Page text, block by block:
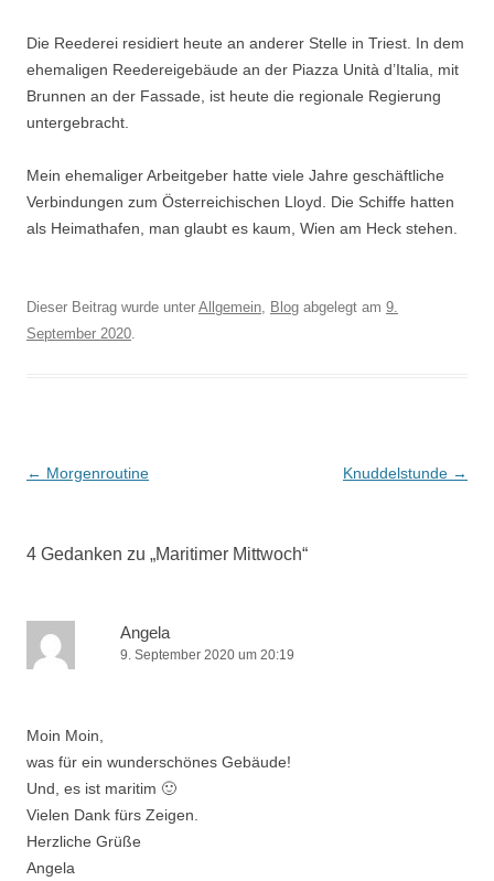
Die Reederei residiert heute an anderer Stelle in Triest. In dem
ehemaligen Reedereigebäude an der Piazza Unità d’Italia, mit
Brunnen an der Fassade, ist heute die regionale Regierung
untergebracht.
Mein ehemaliger Arbeitgeber hatte viele Jahre geschäftliche
Verbindungen zum Österreichischen Lloyd. Die Schiffe hatten
als Heimathafen, man glaubt es kaum, Wien am Heck stehen.
Dieser Beitrag wurde unter Allgemein, Blog abgelegt am 9.
September 2020.
Beitrags-
← Morgenroutine Knuddelstunde →
4 Gedanken zu „Maritimer Mittwoch“
Angela
9. September 2020 um 20:19
Moin Moin,
was für ein wunderschönes Gebäude!
Und, es ist maritim 🙂
Vielen Dank fürs Zeigen.
Herzliche Grüße
Angela